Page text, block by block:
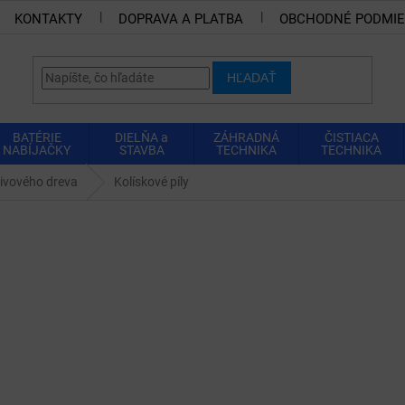
KONTAKTY DOPRAVA A PLATBA OBCHODNÉ
HĽADAŤ
BATÉRIE
NABÍJAČKY
DIELŇA a
STAVBA
ZÁHRADNÁ
TECHNIKA
ČISTIACA
TECHNIKA
dreva Kolískové píly